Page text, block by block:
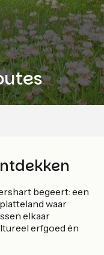
begeert: een
waar
elkaar
erfgoed én